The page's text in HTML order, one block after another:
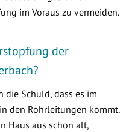
im Voraus zu vermeiden.
der
Schuld, dass es im
den Rohrleitungen kommt.
Haus aus schon alt,